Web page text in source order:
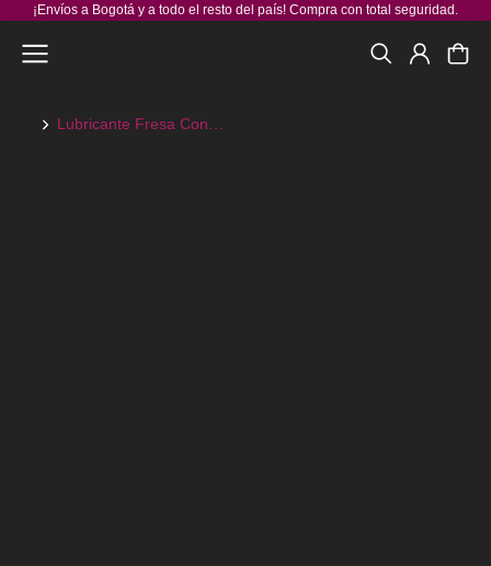
¡Envíos a Bogotá y a todo el resto del país! Compra con total seguridad.
You are here:
Lubricante Fresa Con…